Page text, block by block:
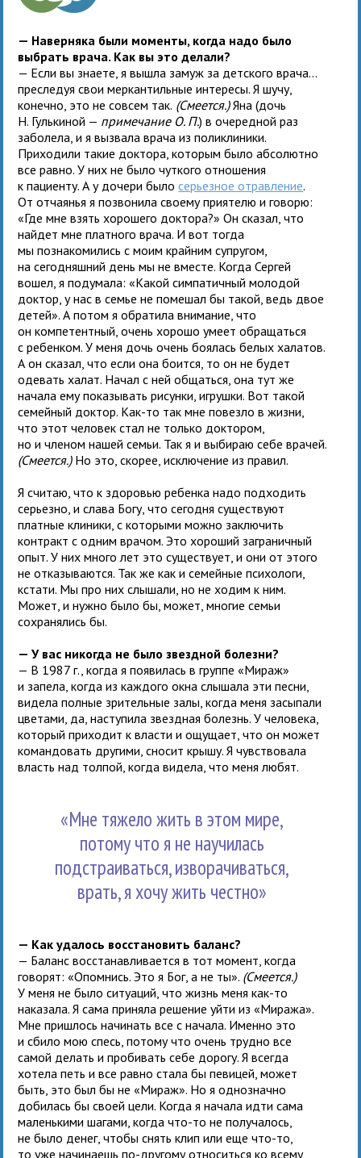
— Наверняка были моменты, когда надо было
выбрать врача. Как вы это делали?
— Если вы знаете, я вышла замуж за детского врача...
преследуя свои меркантильные интересы. Я шучу,
конечно, это не совсем так. (Смеется.)Яна (дочь
Н. Гулькиной — примечание О. П.) в очередной раз
заболела, и я вызвала врача из поликлиники.
Приходили такие доктора, которым было абсолютно
все равно. У них не было чуткого отношения
к пациенту. А у дочери былосерьезное отравление.
От отчаянья я позвонила своему приятелю и говорю:
«Где мне взять хорошего доктора?» Он сказал, что
найдет мне платного врача. И вот тогда
мы познакомились с моим крайним супругом,
на сегодняшний день мы не вместе. Когда Сергей
вошел, я подумала: «Какой симпатичный молодой
доктор, у нас в семье не помешал бы такой, ведь двое
детей». А потом я обратила внимание, что
он компетентный, очень хорошо умеет обращаться
с ребенком. У меня дочь очень боялась белых халатов.
А он сказал, что если она боится, то он не будет
одевать халат. Начал с ней общаться, она тут же
начала ему показывать рисунки, игрушки. Вот такой
семейный доктор. Как-то так мне повезло в жизни,
что этот человек стал не только доктором,
но и членом нашей семьи. Так я и выбираю себе врачей.
(Смеется.)Но это, скорее, исключение из правил.
Я считаю, что к здоровью ребенка надо подходить
серьезно, и слава Богу, что сегодня существуют
платные клиники, с которыми можно заключить
контракт с одним врачом. Это хороший заграничный
опыт. У них много лет это существует, и они от этого
не отказываются. Так же как и семейные психологи,
кстати. Мы про них слышали, но не ходим к ним.
Может, и нужно было бы, может, многие семьи
сохранялись бы.
— У вас никогда не было звездной болезни?
— В 1987 г., когда я появилась в группе «Мираж»
и запела, когда из каждого окна слышала эти песни,
видела полные зрительные залы, когда меня засыпали
цветами, да, наступила звездная болезнь. У человека,
который приходит к власти и ощущает, что он может
командовать другими, сносит крышу. Я чувствовала
власть над толпой, когда видела, что меня любят.
«Мне тяжело жить в этом мире,
потому что я не научилась
подстраиваться, изворачиваться,
врать, я хочу жить честно»
— Как удалось восстановить баланс?
— Баланс восстанавливается в тот момент, когда
говорят: «Опомнись. Это я Бог, а не ты». (Смеется.)
У меня не было ситуаций, что жизнь меня как-то
наказала. Я сама приняла решение уйти из «Миража».
Мне пришлось начинать все с начала. Именно это
и сбило мою спесь, потому что очень трудно все
самой делать и пробивать себе дорогу. Я всегда
хотела петь и все равно стала бы певицей, может
быть, это был бы не «Мираж». Но я однозначно
добилась бы своей цели. Когда я начала идти сама
маленькими шагами, когда что-то не получалось,
не было денег, чтобы снять клип или еще что-то,
то уже начинаешь по-другому относиться ко всему